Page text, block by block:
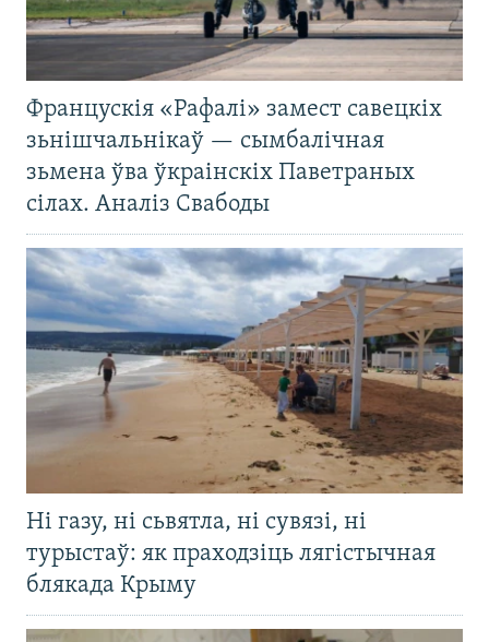
Францускія «Рафалі» замест савецкіх
зьнішчальнікаў — сымбалічная
зьмена ўва ўкраінскіх Паветраных
сілах. Аналіз Свабоды
Ні газу, ні сьвятла, ні сувязі, ні
турыстаў: як праходзіць лягістычная
блякада Крыму